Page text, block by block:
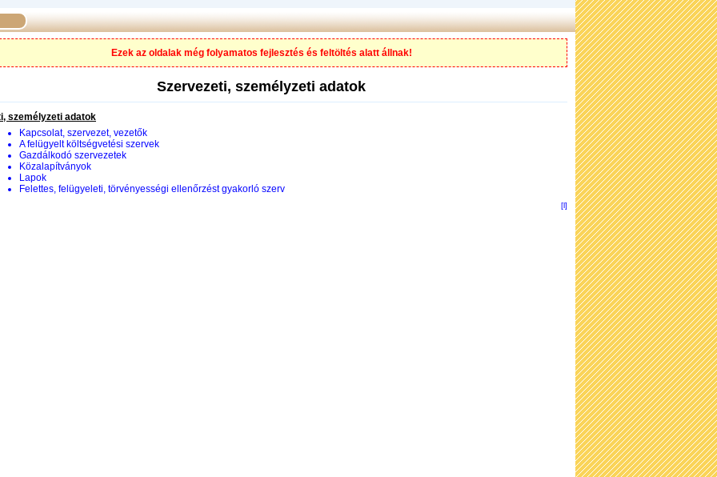
Ezek az oldalak még folyamatos fejlesztés és feltöltés alatt állnak!
Szervezeti, személyzeti adatok
személyzeti adatok
Kapcsolat, szervezet, vezetők
A felügyelt költségvetési szervek
Gazdálkodó szervezetek
Közalapítványok
Lapok
Felettes, felügyeleti, törvényességi ellenőrzést gyakorló szerv
[l]